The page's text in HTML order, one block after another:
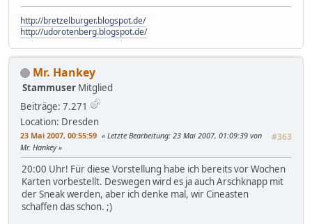
http://bretzelburger.blogspot.de/
http://udorotenberg.blogspot.de/
Mr. Hankey
Stammuser Mitglied
Beiträge: 7.271
Location: Dresden
23 Mai 2007, 00:55:59 #363
Letzte Bearbeitung: 23 Mai 2007, 01:09:39 von
Mr. Hankey
20:00 Uhr! Für diese Vorstellung habe ich bereits vor Wochen
Karten vorbestellt. Deswegen wird es ja auch Arschknapp mit
der Sneak werden, aber ich denke mal, wir Cineasten
schaffen das schon. ;)